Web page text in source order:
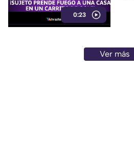
0:23
Ver más